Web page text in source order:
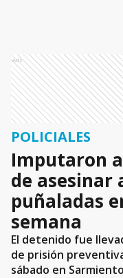
Ads
POLICIALES
Imputaron
de asesinar
puñaladas
semana
El detenido fue
de prisión
sábado en